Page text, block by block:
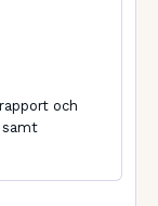
och
samt